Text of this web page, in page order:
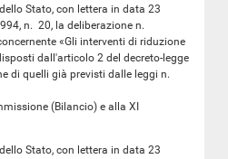
Stato, con lettera in data 23
n. 20, la deliberazione n.
«Gli interventi di riduzione
dall'articolo 2 del decreto-legge
di quelli già previsti dalle leggi n.
(Bilancio) e alla XI
Stato, con lettera in data 23